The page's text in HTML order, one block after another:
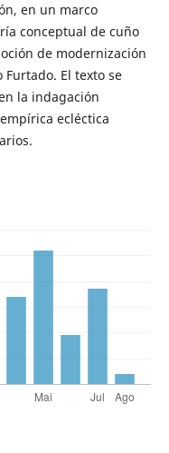
en un marco
conceptual de cuño
de modernización
El texto se
la indagación
ecléctica